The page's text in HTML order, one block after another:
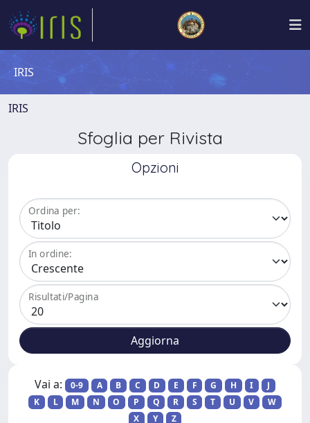
IRIS
IRIS
Sfoglia per Rivista
Opzioni
Ordina per:
In ordine:
Risultati/Pagina
Vai a: 0-9 A B C D E F G H I
J
K
L M N O P Q R S T U V
W
X
Y Z